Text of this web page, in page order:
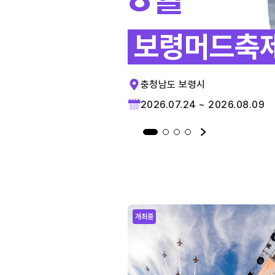
보령머드축
충청남도 보령시
2026.07.24 ~ 2026.08.09
개최중